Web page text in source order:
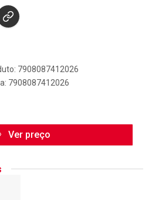
7908087412026
7908087412026
Ver preço